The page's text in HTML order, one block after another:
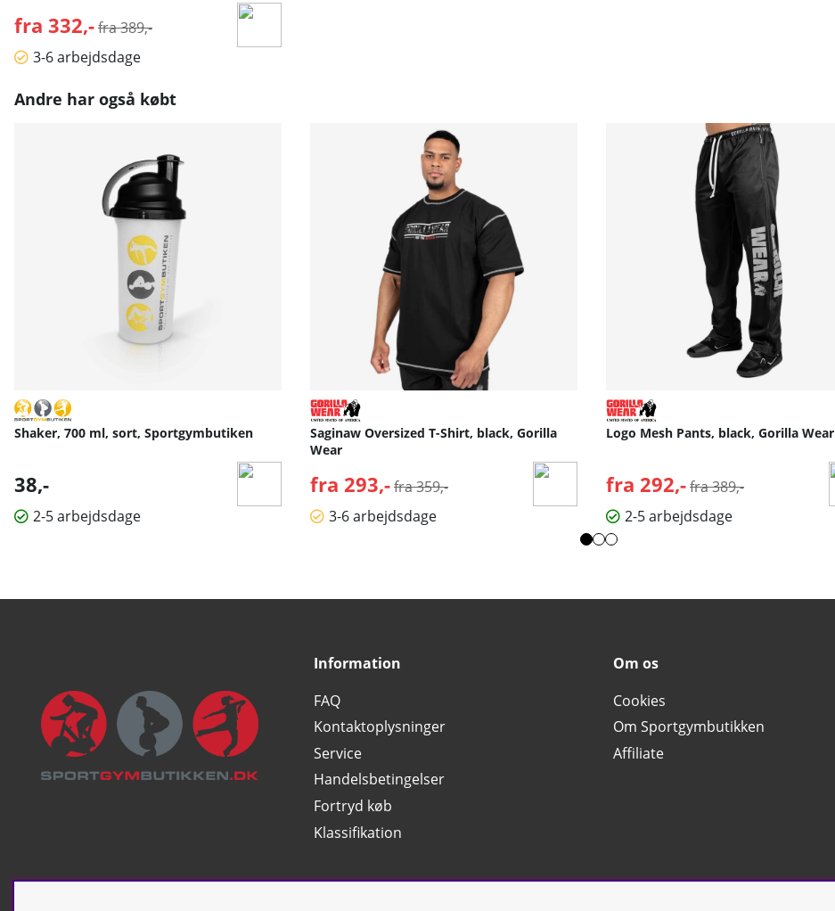
fra 332,-Normalpris:
fra 389,-
3-6 arbejdsdage
Andre har også købt
Shaker, 700 ml, sort, Sportgymbutiken
38,-
2-5 arbejdsdage
Saginaw Oversized T-Shirt, black, Gorilla
Wear
fra 293,-Normalpris:
fra 359,-
3-6 arbejdsdage
Logo Mesh Pants, black, Gorilla Wear
fra 292,-Normalpris:
fra 389,-
2-5 arbejdsdage
Information
FAQ
Kontaktoplysninger
Service
Handelsbetingelser
Fortryd køb
Klassifikation
Om os
Cookies
Om Sportgymbutikken
Affiliate